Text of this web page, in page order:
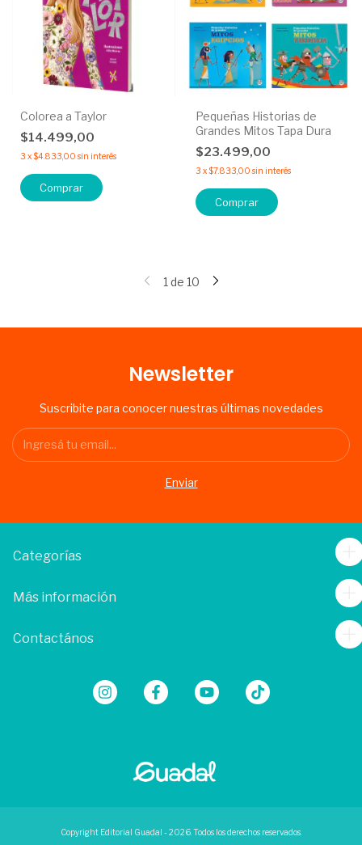
Colorea a Taylor
$14.499,00
3 x$4.833,00 sin interés
Pequeñas Historias de
Grandes Mitos Tapa Dura
$23.499,00
3 x$7.833,00 sin interés
Comprar
1 de 10
Newsletter
Suscribite para conocer nuestras últimas novedades
Categorías
Más información
Contactános
Copyright Editorial Guadal - 2026. Todos los derechos reservados.